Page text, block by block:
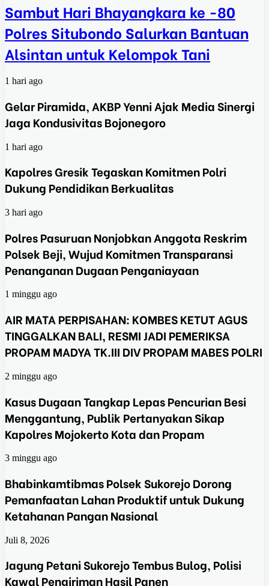
Sambut Hari Bhayangkara ke -80
Polres Situbondo Salurkan Bantuan
Alsintan untuk Kelompok Tani
1 hari ago
Gelar Piramida, AKBP Yenni Ajak Media Sinergi
Jaga Kondusivitas Bojonegoro
1 hari ago
Kapolres Gresik Tegaskan Komitmen Polri
Dukung Pendidikan Berkualitas
3 hari ago
Polres Pasuruan Nonjobkan Anggota Reskrim
Polsek Beji, Wujud Komitmen Transparansi
Penanganan Dugaan Penganiayaan
1 minggu ago
AIR MATA PERPISAHAN: KOMBES KETUT AGUS
TINGGALKAN BALI, RESMI JADI PEMERIKSA
PROPAM MADYA TK.III DIV PROPAM MABES POLRI
2 minggu ago
Kasus Dugaan Tangkap Lepas Pencurian Besi
Menggantung, Publik Pertanyakan Sikap
Kapolres Mojokerto Kota dan Propam
3 minggu ago
Bhabinkamtibmas Polsek Sukorejo Dorong
Pemanfaatan Lahan Produktif untuk Dukung
Ketahanan Pangan Nasional
Juli 8, 2026
Jagung Petani Sukorejo Tembus Bulog, Polisi
Kawal Pengiriman Hasil Panen